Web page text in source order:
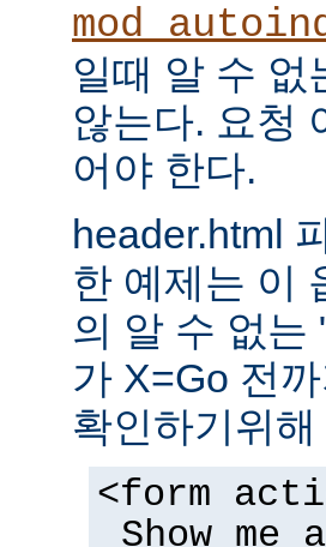
일때 알 수 없
않는다. 요청
어야 한다.
header.html
한 예제는 이
의 알 수 없는
가 X=Go 전
확인하기위
<form
Show me